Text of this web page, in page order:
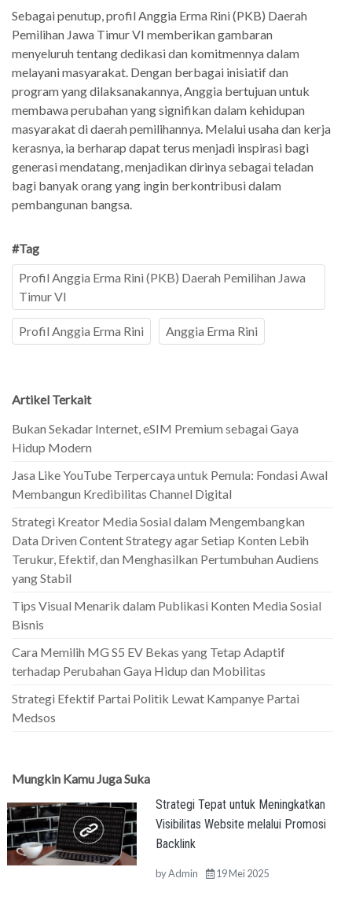
Sebagai penutup, profil Anggia Erma Rini (PKB) Daerah
Pemilihan Jawa Timur VI memberikan gambaran
menyeluruh tentang dedikasi dan komitmennya dalam
melayani masyarakat. Dengan berbagai inisiatif dan
program yang dilaksanakannya, Anggia bertujuan untuk
membawa perubahan yang signifikan dalam kehidupan
masyarakat di daerah pemilihannya. Melalui usaha dan kerja
kerasnya, ia berharap dapat terus menjadi inspirasi bagi
generasi mendatang, menjadikan dirinya sebagai teladan
bagi banyak orang yang ingin berkontribusi dalam
pembangunan bangsa.
#Tag
Profil Anggia Erma Rini (PKB) Daerah Pemilihan Jawa
Timur VI
Profil Anggia Erma Rini Anggia Erma Rini
Artikel Terkait
Bukan Sekadar Internet, eSIM Premium sebagai Gaya
Hidup Modern
Jasa Like YouTube Terpercaya untuk Pemula: Fondasi Awal
Membangun Kredibilitas Channel Digital
Strategi Kreator Media Sosial dalam Mengembangkan
Data Driven Content Strategy agar Setiap Konten Lebih
Terukur, Efektif, dan Menghasilkan Pertumbuhan Audiens
yang Stabil
Tips Visual Menarik dalam Publikasi Konten Media Sosial
Bisnis
Cara Memilih MG S5 EV Bekas yang Tetap Adaptif
terhadap Perubahan Gaya Hidup dan Mobilitas
Strategi Efektif Partai Politik Lewat Kampanye Partai
Medsos
Mungkin Kamu Juga Suka
Strategi Tepat untuk Meningkatkan
Visibilitas Website melalui Promosi
Backlink
byAdmin 19 Mei 2025